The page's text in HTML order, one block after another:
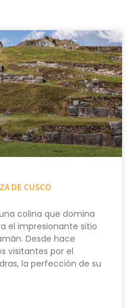
DE CUSCO
colina que domina
el impresionante sitio
Desde hace
visitantes por el
la perfección de su